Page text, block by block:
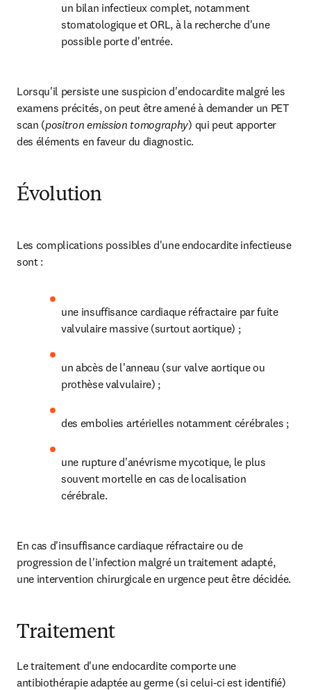
un bilan infectieux complet, notamment
stomatologique et ORL, à la recherche d'une
possible porte d'entrée.
Lorsqu'il persiste une suspicion d'endocardite malgré les
examens précités, on peut être amené à demander un PET
scan (positron emission tomography) qui peut apporter
des éléments en faveur du diagnostic.
Évolution
Les complications possibles d'une endocardite infectieuse
sont :
une insuffisance cardiaque réfractaire par fuite
valvulaire massive (surtout aortique) ;
un abcès de l'anneau (sur valve aortique ou
prothèse valvulaire) ;
des embolies artérielles notamment cérébrales ;
une rupture d'anévrisme mycotique, le plus
souvent mortelle en cas de localisation
cérébrale.
En cas d'insuffisance cardiaque réfractaire ou de
progression de l'infection malgré un traitement adapté,
une intervention chirurgicale en urgence peut être décidée.
Traitement
Le traitement d'une endocardite comporte une
antibiothérapie adaptée au germe (si celui-ci est identifié)